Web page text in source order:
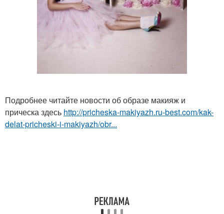
Подробнее читайте новости об образе макияж и
прическа здесь http://pricheska-makiyazh.ru-best.com/kak-
delat-pricheski-i-makiyazh/obr...